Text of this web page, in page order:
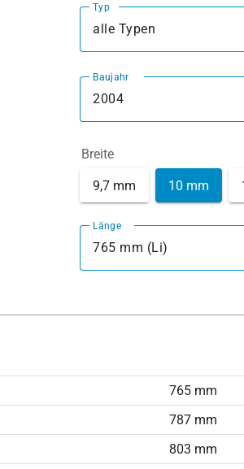
Typ
alle Typen
Baujahr
2004
Breite
9,7 mm 10 mm
Länge
765 mm (Li)
765 mm
787 mm
803 mm